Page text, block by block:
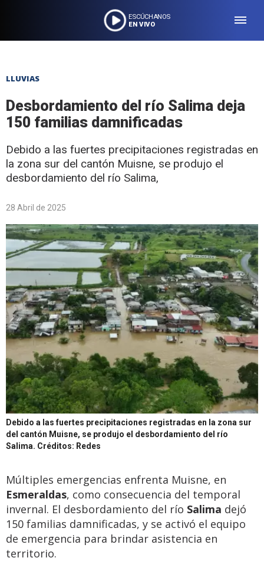
ESCÚCHANOS
EN VIVO
LLUVIAS
Desbordamiento del río Salima deja
150 familias damnificadas
Debido a las fuertes precipitaciones registradas en
la zona sur del cantón Muisne, se produjo el
desbordamiento del río Salima,
28 Abril de 2025
Debido a las fuertes precipitaciones registradas en la zona sur
del cantón Muisne, se produjo el desbordamiento del río
Salima. Créditos: Redes
Múltiples emergencias enfrenta Muisne, en
Esmeraldas, como consecuencia del temporal
invernal. El desbordamiento del río Salima dejó
150 familias damnificadas, y se activó el equipo
de emergencia para brindar asistencia en
territorio.